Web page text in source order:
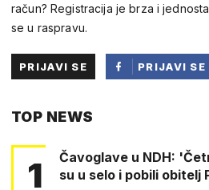
račun? Registracija je brza i
se u raspravu.
PRIJAVI SE
PRIJAVI SE
TOP NEWS
1
Čavoglave u NDH:
su u selo i pobili obitelj